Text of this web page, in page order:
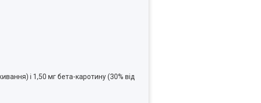
і 1,50 мг бета-каротину (30% від